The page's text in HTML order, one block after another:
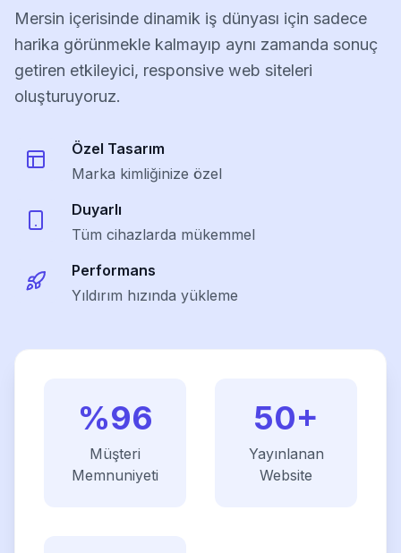
Mersin içerisinde dinamik iş dünyası için sadece
harika görünmekle kalmayıp aynı zamanda sonuç
getiren etkileyici, responsive web siteleri
oluşturuyoruz.
Özel Tasarım
Marka kimliğinize özel
Duyarlı
Tüm cihazlarda mükemmel
Performans
Yıldırım hızında yükleme
%96
Müşteri
Memnuniyeti
50+
Yayınlanan
Website